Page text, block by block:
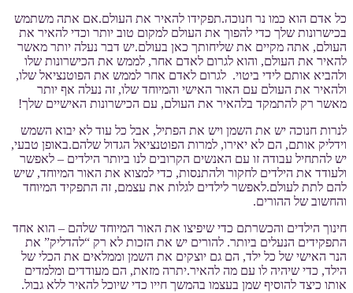
כל אדם הוא כמו נר חנוכה.תפקידו להאיר את העולם.אם אתה משתמש
בכישרונות שלך כדי להפוך את העולם למקום טוב יותר וכדי להאיר את
העולם, אתה מקיים את שליחותך כאן בעולם.יש דבר נעלה יותר מאשר
להאיר את העולם, והוא לגרום לאדם אחר, לממש את הכישרונות שלו
ולהביא אותם לידי ביטוי. לגרום לאדם אחר לממש את הפוטנציאל שלו,
ולהאיר את העולם עם האור האישי והמיוחד שלו, זה נעלה אף יותר
מאשר רק להתמקד בלהאיר את העולם, עם הכישרונות האישיים שלך!
לנרות חנוכה יש את השמן ויש את הפתיל, אבל כל עוד לא יבוא השמש
וידליק אותם, הם לא יאירו, למרות הפוטנציאל הגדול שלהם.באופן טבעי,
יש להתחיל עבודה זו עם האנשים הקרובים לנו ביותר הילדים – לאפשר
ולעודד את הילדים לחקור ולהתנסות, כדי למצוא את האור המיוחד, שיש
להם לתת לעולם.לאפשר לילדים לגלות את עצמם, זה התפקיד המיוחד
והחשוב של ההורים.
חינוך הילדים והכשרתם כדי שיפיצו את האור המיוחד שלהם – הוא אחד
התפקידים הנעלים ביותר. להורים יש את הזכות לא רק “להדליק” את
הנר האישי של כל ילד, הם גם יוצקים את השמן וממלאים את הכלי של
הילד, כדי שיהיה לו עם מה להאיר.יתרה מזאת, הם מעודדים ומלמדים
אותו כיצד להוסיף שמן בעצמו בהמשך חייו כדי שיוכל להאיר ללא גבול.